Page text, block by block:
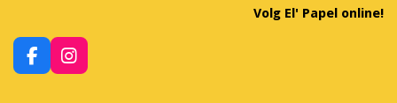
Volg El' Papel online!
F
a
I
n